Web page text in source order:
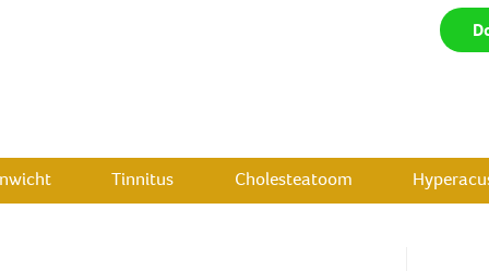
Tinnitus Cholesteatoom